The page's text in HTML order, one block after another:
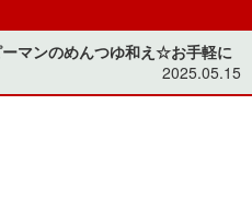
ーマンのめんつゆ和え☆お手軽に
2025.05.15